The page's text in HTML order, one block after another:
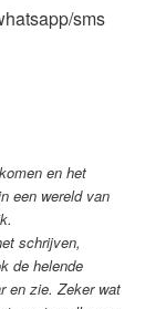
sms
en het
een wereld van
schrijven,
de helende
en zie. Zeker wat